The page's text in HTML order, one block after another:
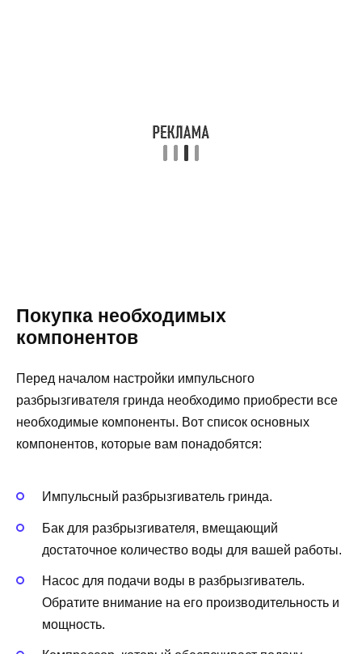
Покупка необходимых
компонентов
Перед началом настройки импульсного
разбрызгивателя гринда необходимо приобрести все
необходимые компоненты. Вот список основных
компонентов, которые вам понадобятся:
Импульсный разбрызгиватель гринда.
Бак для разбрызгивателя, вмещающий
достаточное количество воды для вашей работы.
Насос для подачи воды в разбрызгиватель.
Обратите внимание на его производительность и
мощность.